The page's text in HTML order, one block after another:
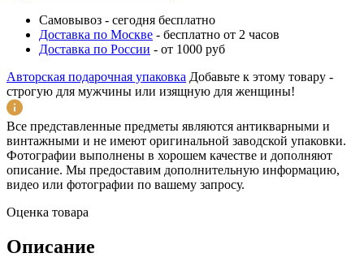
Самовывоз - сегодня бесплатно
Доставка по Москве - бесплатно от 2 часов
Доставка по России - от 1000 руб
Авторская подарочная упаковка Добавьте к этому товару -
строгую для мужчины или изящную для женщины!
Все представленные предметы являются антикварными и
винтажными и не имеют оригинальной заводской упаковки.
Фотографии выполнены в хорошем качестве и дополняют
описание. Мы предоставим дополнительную информацию,
видео или фотографии по вашему запросу.
Оценка товара
Описание